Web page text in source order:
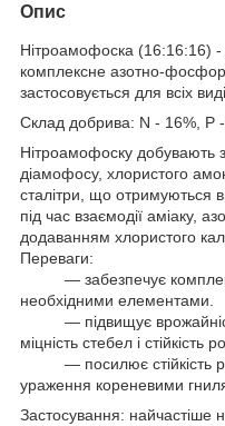
Опис
Нітроамофоска (16:16:16) -
комплексне азотно-
застосовується для всіх
Склад добрива: N - 16%, P
Нітроамофоску добувають
діамофосу, хлористого
сталітри, що отримуються
під час взаємодії аміаку,
додаванням хлористого
Переваги:
— забезпечує
необхідними елементами.
— підвищує
міцність стебел і
— посилює стійкість
ураження кореневими
Застосування: найчастіше